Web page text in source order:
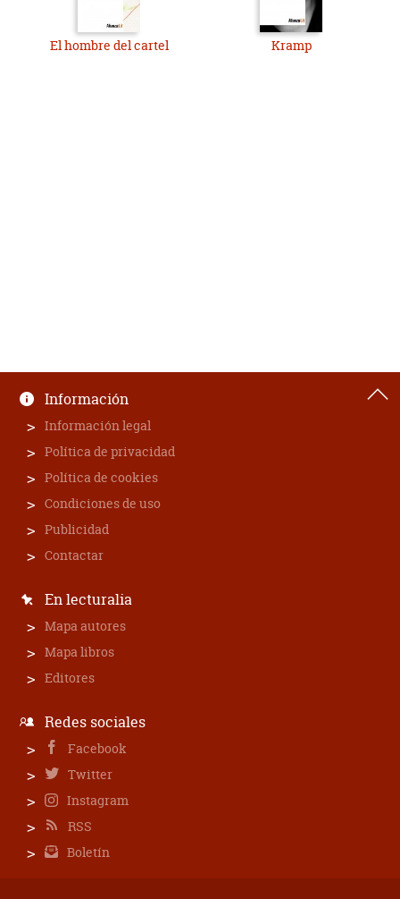
El hombre del cartel Kramp
Información
Información legal
Política de privacidad
Política de cookies
Condiciones de uso
Publicidad
Contactar
En lecturalia
Mapa autores
Mapa libros
Editores
Redes sociales
Facebook
Twitter
Instagram
RSS
Boletín